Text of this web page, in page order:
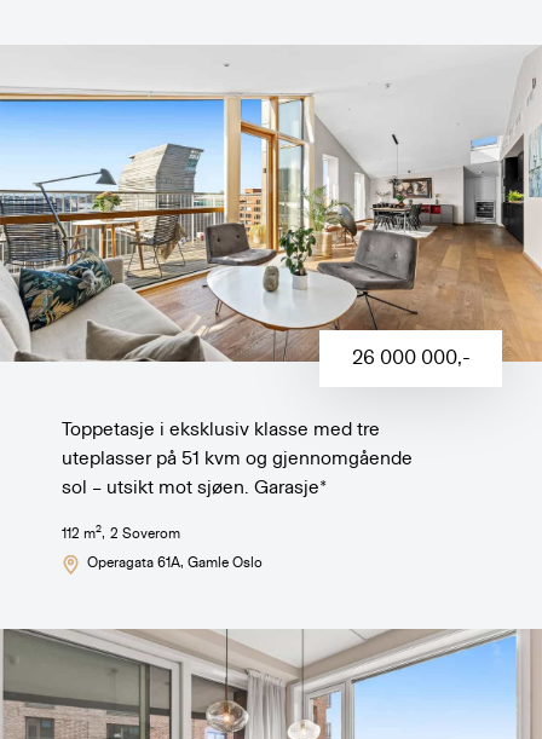
26 000 000,-
Toppetasje i eksklusiv klasse med tre
uteplasser på 51 kvm og gjennomgående
sol – utsikt mot sjøen. Garasje*
112 m2, 2 Soverom
Operagata 61A, Gamle Oslo